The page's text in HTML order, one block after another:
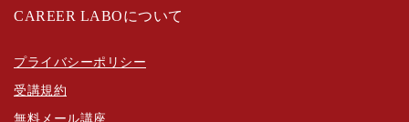
CAREER LABOについて
プライバシーポリシー
受講規約
無料メール講座